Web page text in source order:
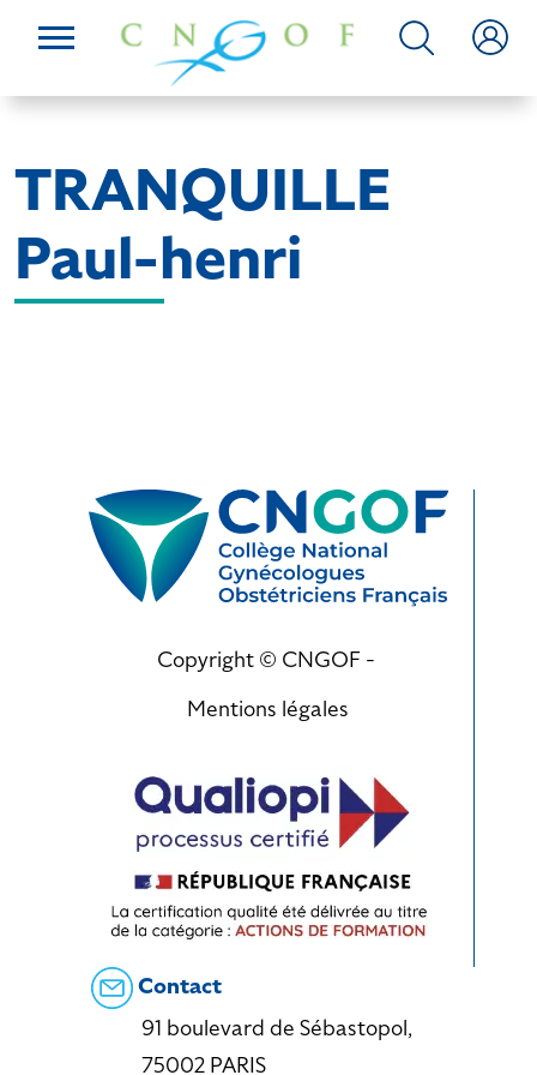
TRANQUILLE
Paul-henri
Copyright © CNGOF -
Mentions légales
Contact
91 boulevard de Sébastopol,
75002 PARIS